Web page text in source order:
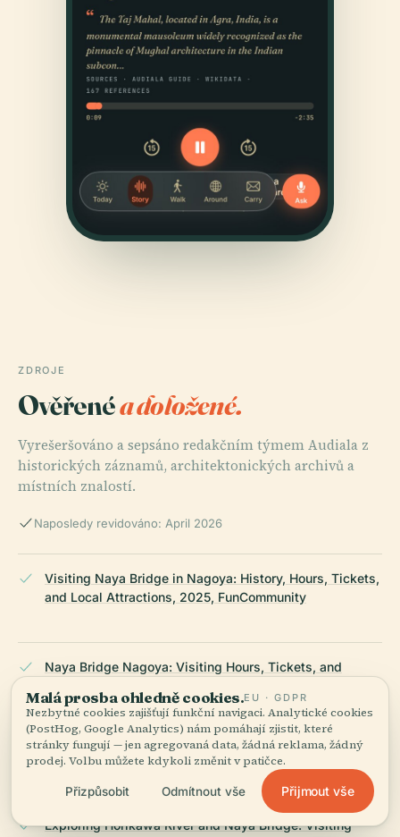
ZDROJE
Ověřenéa doložené.
Vyrešeršováno a sepsáno redakčním týmem Audiala z
historických záznamů, architektonických archivů a
místních znalostí.
Naposledy revidováno: April 2026
Visiting Naya Bridge in Nagoya: History, Hours, Tickets,
and Local Attractions, 2025, FunCommunity
Naya Bridge Nagoya: Visiting Hours, Tickets, and
Naya Bridge Nagoya Spot Details, 2025, Nagoya Info
Exploring Horikawa River and Naya Bridge: Visiting
Malá prosba ohledně cookies.EU · GDPR
Nezbytné cookies zajišťují funkční navigaci. Analytické cookies
(PostHog, Google Analytics) nám pomáhají zjistit, které
stránky fungují — jen agregovaná data, žádná reklama, žádný
prodej. Volbu můžete kdykoli změnit v patičce.
Přizpůsobit Odmítnout vše Přijmout vše